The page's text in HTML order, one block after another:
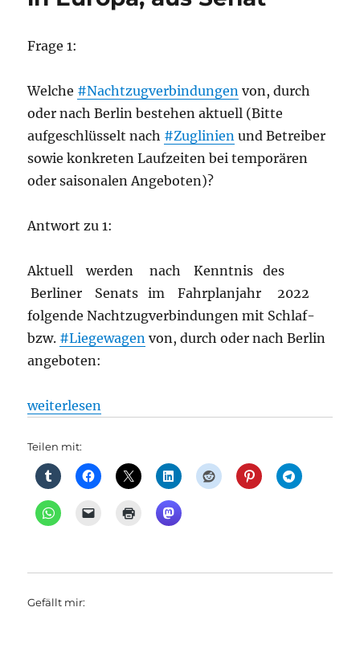
Frage 1:
Welche #Nachtzugverbindungen von, durch
oder nach Berlin bestehen aktuell (Bitte
aufgeschlüsselt nach #Zuglinien und Betreiber
sowie konkreten Laufzeiten bei temporären
oder saisonalen Angeboten)?
Antwort zu 1:
Aktuell werden nach Kenntnis des
Berliner Senats im Fahrplanjahr 2022
folgende Nachtzugverbindungen mit Schlaf-
bzw. #Liegewagen von, durch oder nach Berlin
angeboten:
„Bahnverkehr: Berlin als Drehkreuz für
weiterlesen
Teilen mit:
Gefällt mir: